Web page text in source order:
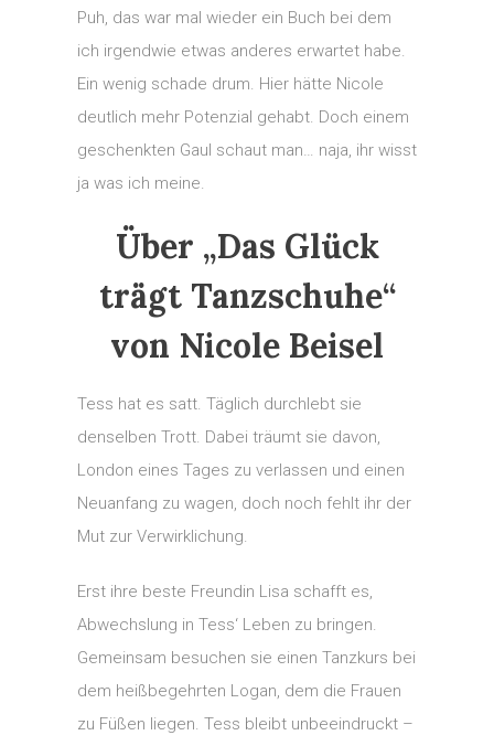
Puh, das war mal wieder ein Buch bei dem
ich irgendwie etwas anderes erwartet habe.
Ein wenig schade drum. Hier hätte Nicole
deutlich mehr Potenzial gehabt. Doch einem
geschenkten Gaul schaut man… naja, ihr wisst
ja was ich meine.
Über „Das Glück
trägt Tanzschuhe“
von Nicole Beisel
Tess hat es satt. Täglich durchlebt sie
denselben Trott. Dabei träumt sie davon,
London eines Tages zu verlassen und einen
Neuanfang zu wagen, doch noch fehlt ihr der
Mut zur Verwirklichung.
Erst ihre beste Freundin Lisa schafft es,
Abwechslung in Tess‘ Leben zu bringen.
Gemeinsam besuchen sie einen Tanzkurs bei
dem heißbegehrten Logan, dem die Frauen
zu Füßen liegen. Tess bleibt unbeeindruckt –